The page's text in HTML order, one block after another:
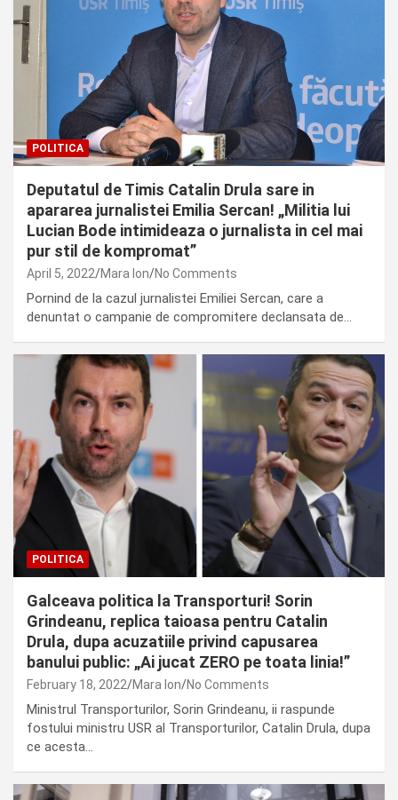
POLITICA
Deputatul de Timis Catalin Drula sare in
apararea jurnalistei Emilia Sercan! „Militia lui
Lucian Bode intimideaza o jurnalista in cel mai
pur stil de kompromat”
April 5, 2022 Mara Ion No Comments
Pornind de la cazul jurnalistei Emiliei Sercan, care a
denuntat o campanie de compromitere declansata de…
POLITICA
Galceava politica la Transporturi! Sorin
Grindeanu, replica taioasa pentru Catalin
Drula, dupa acuzatiile privind capusarea
banului public: „Ai jucat ZERO pe toata linia!”
February 18, 2022 Mara Ion No Comments
Ministrul Transporturilor, Sorin Grindeanu, ii raspunde
fostului ministru USR al Transporturilor, Catalin Drula, dupa
ce acesta…